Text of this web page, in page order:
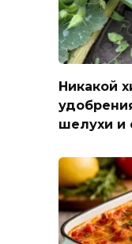
Никакой
шелухи и